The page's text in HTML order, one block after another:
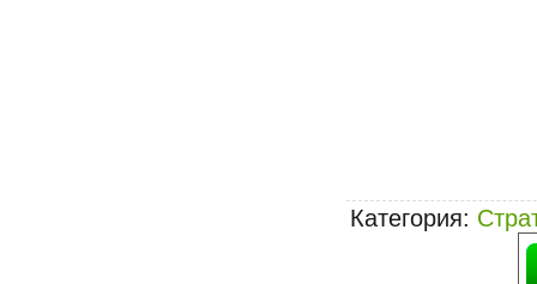
Категория: